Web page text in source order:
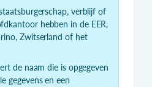
verblijf of
hebben in de EER,
Zwitserland of het
de naam die is opgegeven
gegevens en een